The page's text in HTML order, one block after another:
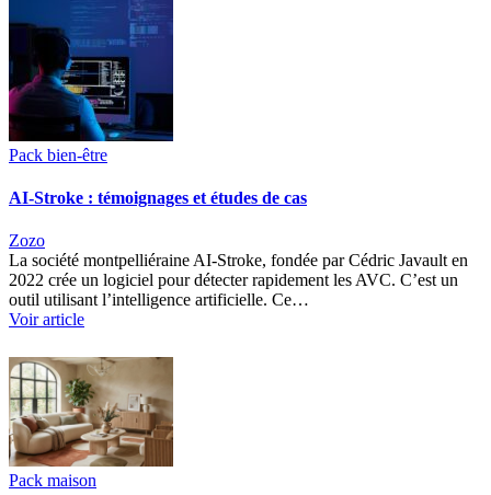
Pack bien-être
AI-Stroke : témoignages et études de cas
Zozo
La société montpelliéraine AI-Stroke, fondée par Cédric Javault en
2022 crée un logiciel pour détecter rapidement les AVC. C’est un
outil utilisant l’intelligence artificielle. Ce…
Voir article
Pack maison